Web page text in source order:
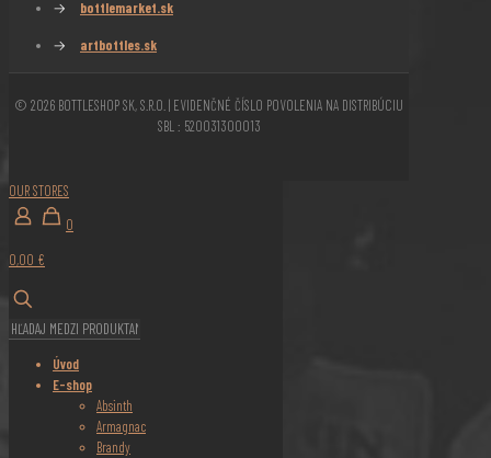
→ bottlemarket.sk
→ artbottles.sk
© 2026 BOTTLESHOP SK, S.R.O. | EVIDENČNÉ ČÍSLO POVOLENIA NA DISTRIBÚCIU
SBL : 520031300013
OUR STORES
0
0,00 €
Úvod
E-shop
Absinth
Armagnac
Brandy